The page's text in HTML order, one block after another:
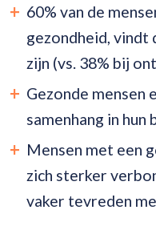
60% van de
gezondheid,
zijn (vs. 38% bij
Gezonde mensen
samenhang in hun
Mensen met een
zich sterker
vaker tevreden